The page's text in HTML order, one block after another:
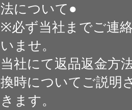
法について●
※必ず当社までご連
いませ。
当社にて返品返金方
換時についてご説明
きます。